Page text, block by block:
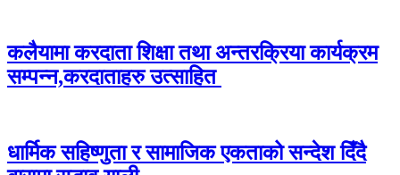
कलैयामा करदाता शिक्षा तथा अन्तरक्रिया कार्यक्रम
सम्पन्न,करदाताहरु उत्साहित
धार्मिक सहिष्णुता र सामाजिक एकताको सन्देश दिँदै